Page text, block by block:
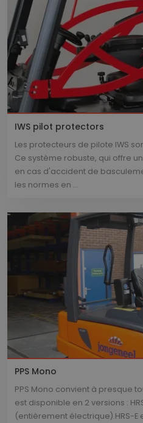
IWS pilot protectors
Les protecteurs de pilote IWS
Ce système robuste, qui offre
en cas d'accident de
les normes en ...
PPS Mono
PPS Mono convient à presque
est disponible en 2 versions :
(entièrement électrique).HRS-E